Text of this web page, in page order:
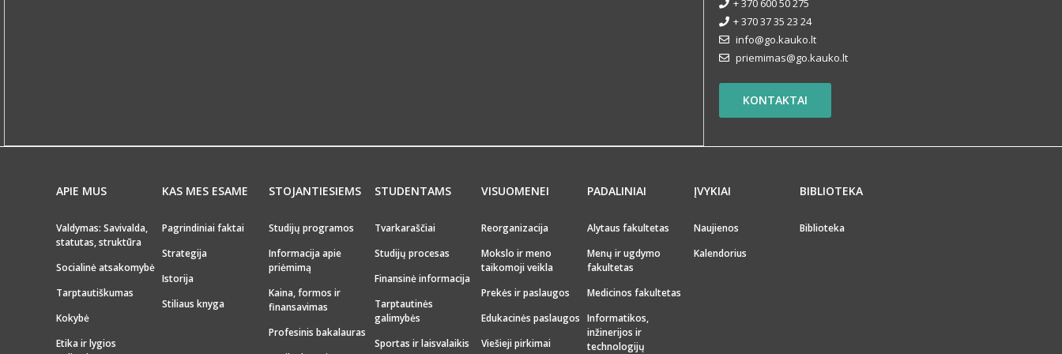
+ 370 600 50 275
+ 370 37 35 23 24
info@go.kauko.lt
priemimas@go.kauko.lt
KONTAKTAI
APIE MUS
Valdymas: Savivalda,
statutas, struktūra
Socialinė atsakomybė
Tarptautiškumas
Kokybė
Etika ir lygios
KAS MES ESAME
Pagrindiniai faktai
Strategija
Istorija
Stiliaus knyga
STOJANTIESIEMS
Studijų programos
Informacija apie
priėmimą
Kaina, formos ir
finansavimas
Profesinis bakalauras
STUDENTAMS
Tvarkaraščiai
Studijų procesas
Finansinė informacija
Tarptautinės
galimybės
Sportas ir laisvalaikis
VISUOMENEI
Reorganizacija
Mokslo ir meno
taikomoji veikla
Prekės ir paslaugos
Edukacinės paslaugos
Viešieji pirkimai
PADALINIAI
Alytaus fakultetas
Menų ir ugdymo
fakultetas
Medicinos fakultetas
Informatikos,
inžinerijos ir
technologijų
ĮVYKIAI
Naujienos
Kalendorius
BIBLIOTEKA
Biblioteka